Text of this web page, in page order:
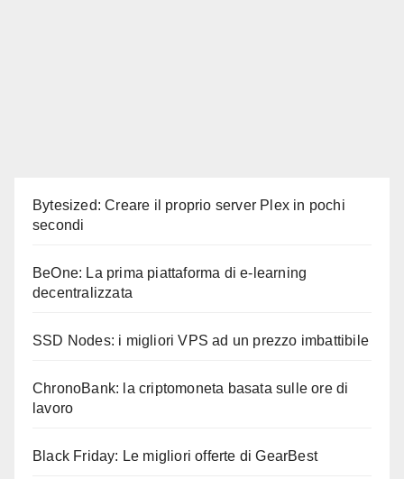
Bytesized: Creare il proprio server Plex in pochi
secondi
BeOne: La prima piattaforma di e-learning
decentralizzata
SSD Nodes: i migliori VPS ad un prezzo imbattibile
ChronoBank: la criptomoneta basata sulle ore di
lavoro
Black Friday: Le migliori offerte di GearBest